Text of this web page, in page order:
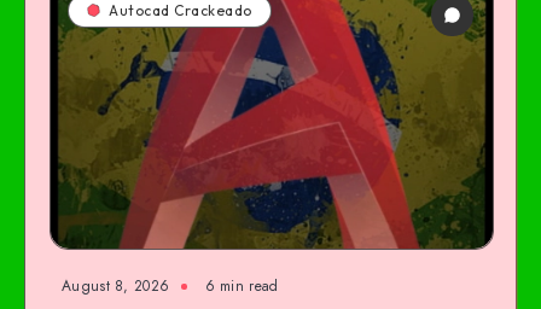
Autocad Crackeado
August 8, 2026 6 min read